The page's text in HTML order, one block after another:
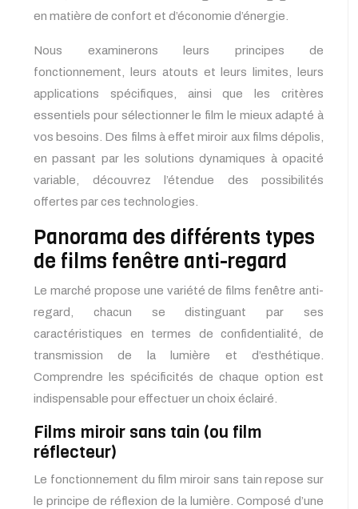
en matière de confort et d’économie d’énergie.
Nous examinerons leurs principes de
fonctionnement, leurs atouts et leurs limites, leurs
applications spécifiques, ainsi que les critères
essentiels pour sélectionner le film le mieux adapté à
vos besoins. Des films à effet miroir aux films dépolis,
en passant par les solutions dynamiques à opacité
variable, découvrez l’étendue des possibilités
offertes par ces technologies.
Panorama des différents types
de films fenêtre anti-regard
Le marché propose une variété de films fenêtre anti-
regard, chacun se distinguant par ses
caractéristiques en termes de confidentialité, de
transmission de la lumière et d’esthétique.
Comprendre les spécificités de chaque option est
indispensable pour effectuer un choix éclairé.
Films miroir sans tain (ou film
réflecteur)
Le fonctionnement du film miroir sans tain repose sur
le principe de réflexion de la lumière. Composé d’une